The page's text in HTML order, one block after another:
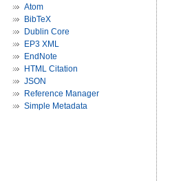
Atom
BibTeX
Dublin Core
EP3 XML
EndNote
HTML Citation
JSON
Reference Manager
Simple Metadata